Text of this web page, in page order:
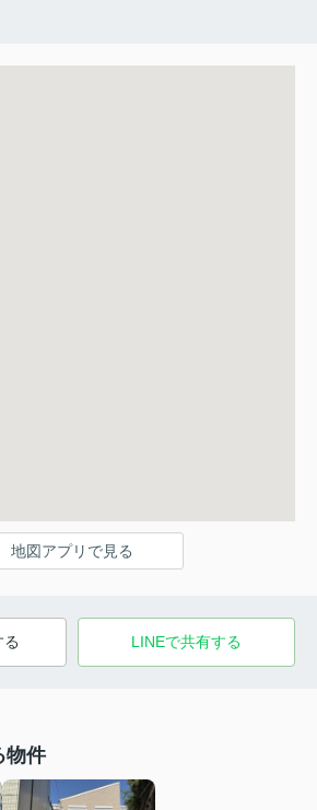
地図アプリで見る
る LINEで共有する
物件